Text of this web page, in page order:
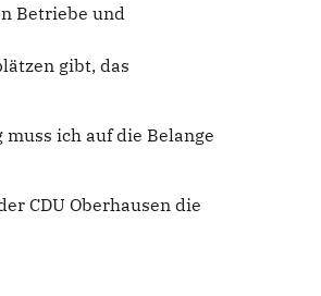
Betriebe und
gibt, das
ich auf die Belange
CDU Oberhausen die